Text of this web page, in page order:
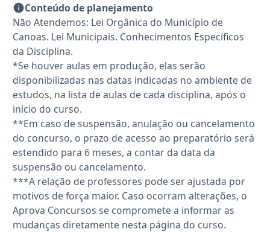
Conteúdo de planejamento
Não Atendemos: Lei Orgânica do Município de
Canoas. Lei Municipais. Conhecimentos Específicos
da Disciplina.
*Se houver aulas em produção, elas serão
disponibilizadas nas datas indicadas no ambiente de
estudos, na lista de aulas de cada disciplina, após o
início do curso.
**Em caso de suspensão, anulação ou cancelamento
do concurso, o prazo de acesso ao preparatório será
estendido para 6 meses, a contar da data da
suspensão ou cancelamento.
***A relação de professores pode ser ajustada por
motivos de força maior. Caso ocorram alterações, o
Aprova Concursos se compromete a informar as
mudanças diretamente nesta página do curso.